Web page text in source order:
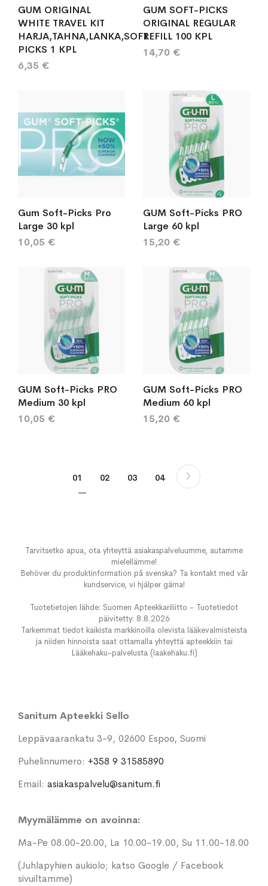
GUM ORIGINAL
WHITE TRAVEL KIT
HARJA,TAHNA,LANKA,SOFT
PICKS 1 KPL
6,35 €
GUM SOFT-PICKS
ORIGINAL REGULAR
REFILL 100 KPL
14,70 €
Gum Soft-Picks Pro
Large 30 kpl
10,05 €
GUM Soft-Picks PRO
Large 60 kpl
15,20 €
GUM Soft-Picks PRO
Medium 30 kpl
10,05 €
GUM Soft-Picks PRO
Medium 60 kpl
15,20 €
You're currently reading page
01 Sivu
02 Sivu
03 Sivu
04 Sivu
Seuraava
Tarvitsetko apua, ota yhteyttä asiakaspalveluumme, autamme
mielellämme!
Behöver du produktinformation på svenska? Ta kontakt med vår
kundservice, vi hjälper gärna!
Tuotetietojen lähde: Suomen Apteekkariliitto - Tuotetiedot
päivitetty: 8.8.2026
Tarkemmat tiedot kaikista markkinoilla olevista lääkevalmisteista
ja niiden hinnoista saat ottamalla yhteyttä apteekkiin tai
Lääkehaku-palvelusta (laakehaku.fi)
Sanitum Apteekki Sello
Leppävaarankatu 3-9, 02600 Espoo, Suomi
Puhelinnumero: +358 9 31585890
Email: asiakaspalvelu@sanitum.fi
Myymälämme on avoinna:
Ma-Pe 08.00-20.00, La 10.00-19.00, Su 11.00-18.00
(Juhlapyhien aukiolo; katso Google / Facebook
sivuiltamme)